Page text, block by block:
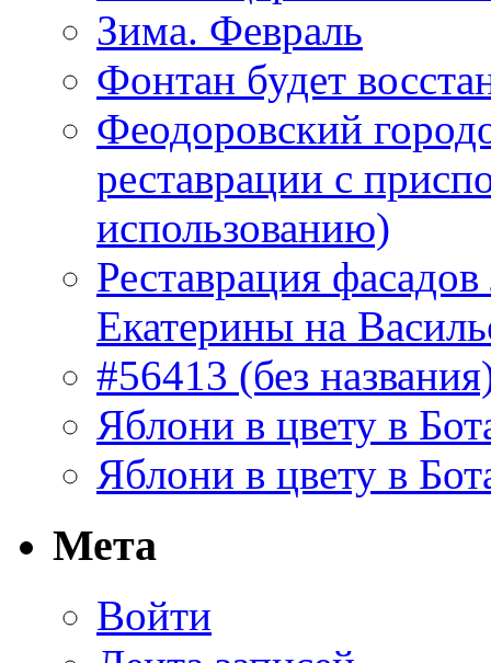
Зима. Февраль
Фонтан будет
Феодоровский
реставрации с
использованию)
Реставрация
Екатерины на
#56413 (без
Яблони в цвету в
Яблони в цвету в
Мета
Войти